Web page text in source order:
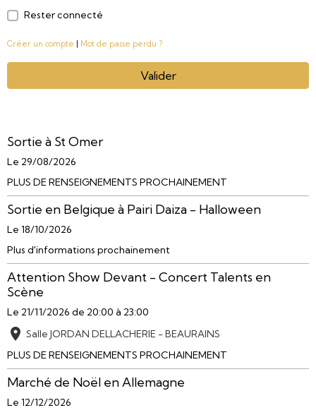
Rester connecté
Créer un compte Mot de passe perdu ?
Valider
Sortie à St Omer
Le 29/08/2026
PLUS DE RENSEIGNEMENTS PROCHAINEMENT
Sortie en Belgique à Pairi Daiza - Halloween
Le 18/10/2026
Plus d'informations prochainement
Attention Show Devant - Concert Talents en
Scène
Le 21/11/2026 de 20:00 à 23:00
Salle JORDAN DELLACHERIE - BEAURAINS
PLUS DE RENSEIGNEMENTS PROCHAINEMENT
Marché de Noël en Allemagne
Le 12/12/2026